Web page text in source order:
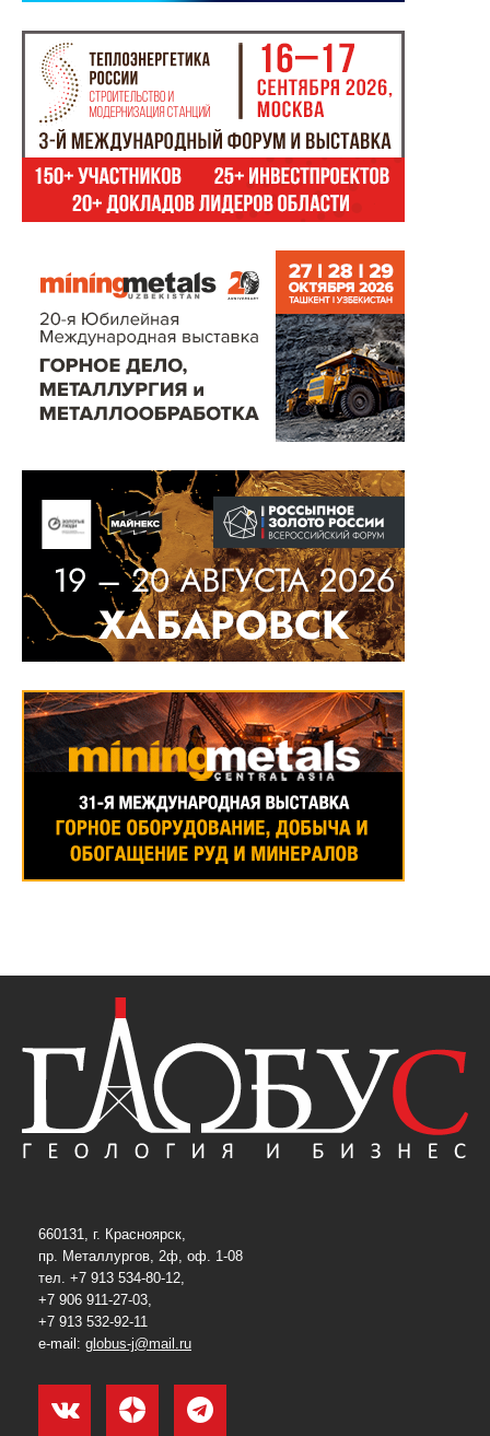
660131, г. Красноярск,
пр. Металлургов, 2ф, оф. 1-08
тел. +7 913 534-80-12,
+7 906 911-27-03,
+7 913 532-92-11
e-mail: globus-j@mail.ru